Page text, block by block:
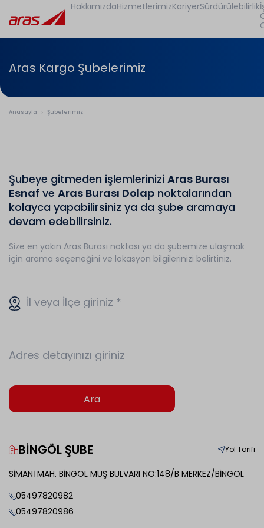
HakkımızdaHizmetlerimizKariyerSürdürülebilirlik
Aras Kargo Şubelerimiz
Anasayfa Şubelerimiz
Şubeye gitmeden işlemlerinizi Aras Burası
Esnaf ve Aras Burası Dolap noktalarından
kolayca yapabilirsiniz ya da şube aramaya
devam edebilirsiniz.
Size en yakın Aras Burası noktası ya da şubemize ulaşmak
için arama seçeneğini ve lokasyon bilgilerinizi belirtiniz.
İl veya İlçe giriniz *
Adres detayınızı giriniz
Ara
BİNGÖL ŞUBE Yol Tarifi
SİMANİ MAH. BİNGÖL MUŞ BULVARI NO:148/B MERKEZ/BİNGÖL
05497820982
05497820986